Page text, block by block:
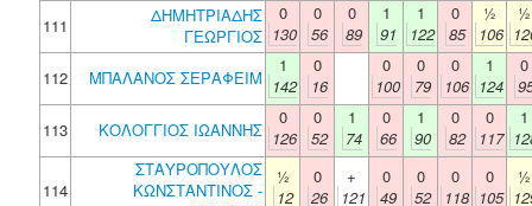
111
ΔΗΜΗΤΡΙΑΔΗΣ
ΓΕΩΡΓΙΟΣ
0
130
0
56
0
89
1
91
1
122
0
85
½
106
½
112
ΜΠΑΛΑΝΟΣ ΣΕΡΑΦΕΙΜ
1
142
0
16
0
100
0
79
0
106
1
124
0
113
ΚΟΛΟΓΓΙΟΣ ΙΩΑΝΝΗΣ
0
126
0
52
1
74
0
66
1
90
0
82
0
117
1
114
ΣΤΑΥΡΟΠΟΥΛΟΣ
ΚΩΝΣΤΑΝΤΙΝΟΣ -
½
12
0
26
+
121
0
49
0
52
0
118
0
105
½